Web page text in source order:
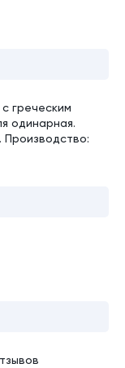
греческим
одинарная.
Производство: